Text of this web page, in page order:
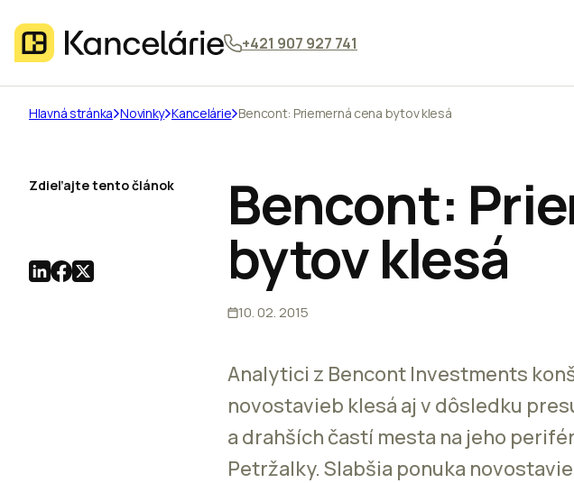
+421 907 927 741
Hlavná stránka Novinky Kancelárie Bencont: Priemerná cena bytov klesá
Bencont:
bytov klesá
10. 02. 2015
Analytici z Bencont Investments
novostavieb klesá aj v dôsledku
a drahších častí mesta na jeho
Petržalky. Slabšia ponuka
Zdieľajte tento článok